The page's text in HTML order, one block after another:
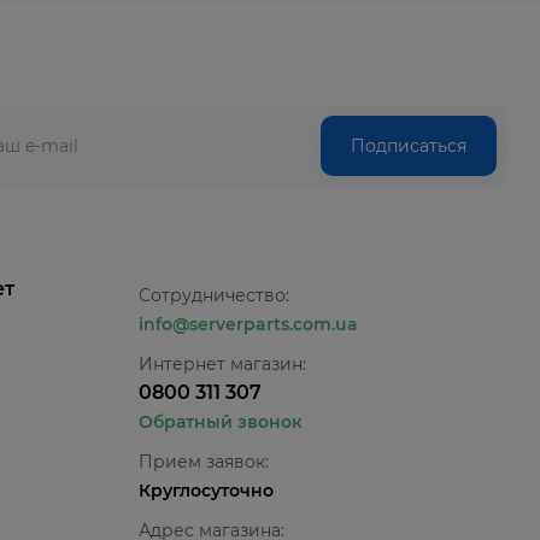
Подписаться
Сотрудничество:
info@serverparts.com.ua
Интернет магазин:
0800 311 307
Обратный звонок
Прием заявок:
Круглосуточно
Адрес магазина: